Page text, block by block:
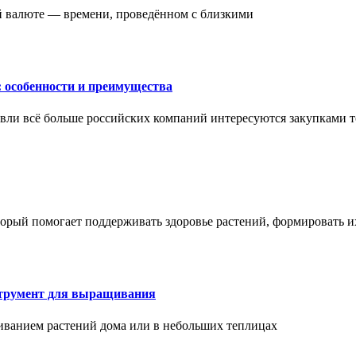
валюте — времени, проведённом с близкими
и преимущества
всё больше российских компаний интересуются закупками
помогает поддерживать здоровье растений, формировать
для выращивания
растений дома или в небольших теплицах